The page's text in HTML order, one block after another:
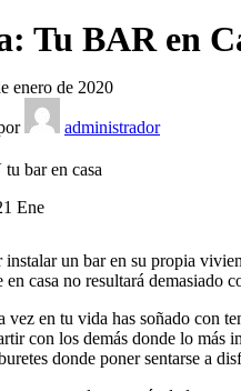
Tu BAR en
enero de 2020
administrador
Ene
un bar en su propia
casa no resultará demasiado
en tu vida has soñado
con los demás donde lo más
donde poner sentarse a